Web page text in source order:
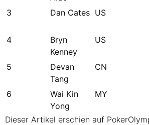
3
Dan Cates US
4
Bryn
Kenney
US
5
Devan
Tang
CN
6
Wai Kin
Yong
MY
Dieser Artikel erschien auf